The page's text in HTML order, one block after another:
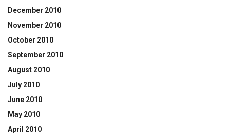
December 2010
November 2010
October 2010
September 2010
August 2010
July 2010
June 2010
May 2010
April 2010